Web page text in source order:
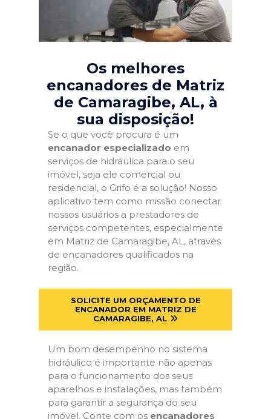
Os melhores
encanadores de Matriz
de Camaragibe, AL, à
sua disposição!
Se o que você procura é um
encanador especializado em
serviços de hidráulica para o seu
imóvel, seja ele comercial ou
residencial, o Grifo é a solução! Nosso
aplicativo tem como missão conectar
nossos usuários a prestadores de
serviços competentes, especialmente
em Matriz de Camaragibe, AL, através
de encanadores qualificados na
região.
SOLICITE UM ORÇAMENTO DE
ENCANADOR EM MATRIZ DE
CAMARAGIBE, AL
Um bom desempenho no sistema
hidráulico é importante não apenas
para o funcionamento dos seus
aparelhos e instalações, mas também
para garantir a segurança do seu
imóvel. Conte com os encanadores